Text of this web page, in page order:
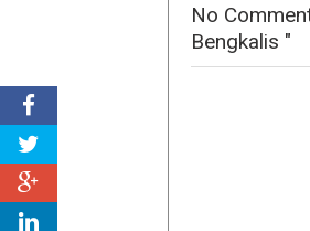
No
Bengkalis "